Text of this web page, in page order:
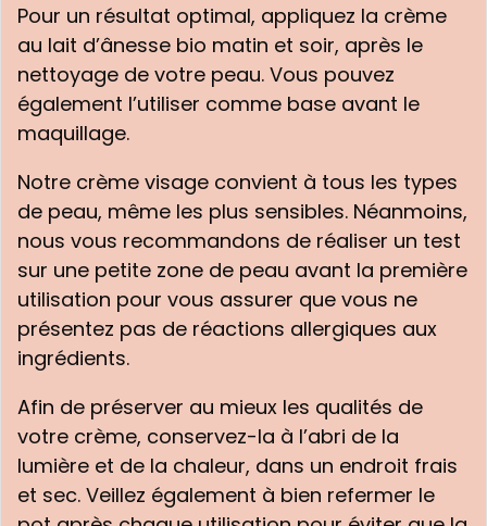
Pour un résultat optimal, appliquez la crème
au lait d’ânesse bio matin et soir, après le
nettoyage de votre peau. Vous pouvez
également l’utiliser comme base avant le
maquillage.
Notre crème visage convient à tous les types
de peau, même les plus sensibles. Néanmoins,
nous vous recommandons de réaliser un test
sur une petite zone de peau avant la première
utilisation pour vous assurer que vous ne
présentez pas de réactions allergiques aux
ingrédients.
Afin de préserver au mieux les qualités de
votre crème, conservez-la à l’abri de la
lumière et de la chaleur, dans un endroit frais
et sec. Veillez également à bien refermer le